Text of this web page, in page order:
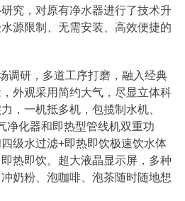
究，对原有净水器进行了技术升
源限制、无需安装、高效便捷的
调研，多道工序打磨，融入经典
外观采用简约大气，尽显立体科
，一机抵多机，包揽制水机、
净化器和即热型管线机双重功
级水过滤+即热即饮极速饮水体
热即饮。超大液晶显示屏，多种
奶粉、泡咖啡、泡茶随时随地想